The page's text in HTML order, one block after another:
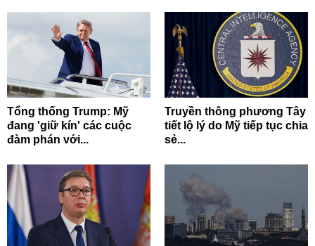
Tổng thống Trump: Mỹ
đang 'giữ kín' các cuộc
đàm phán với...
Truyền thông phương Tây
tiết lộ lý do Mỹ tiếp tục chia
sẻ...